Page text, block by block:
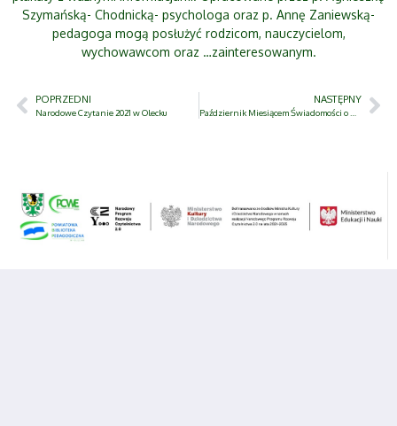
Szymańską- Chodnicką- psychologa oraz p. Annę Zaniewską-
pedagoga mogą posłużyć rodzicom, nauczycielom,
wychowawcom oraz …zainteresowanym.
POPRZEDNI
Narodowe Czytanie 2021 w Olecku
NASTĘPNY